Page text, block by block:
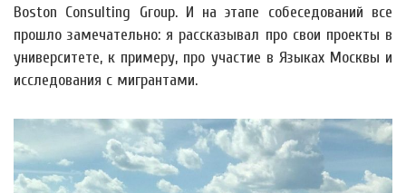
Boston Consulting Group. И на этапе собеседований все
прошло замечательно: я рассказывал про свои проекты в
университете, к примеру, про участие в Языках Москвы и
исследования с мигрантами.